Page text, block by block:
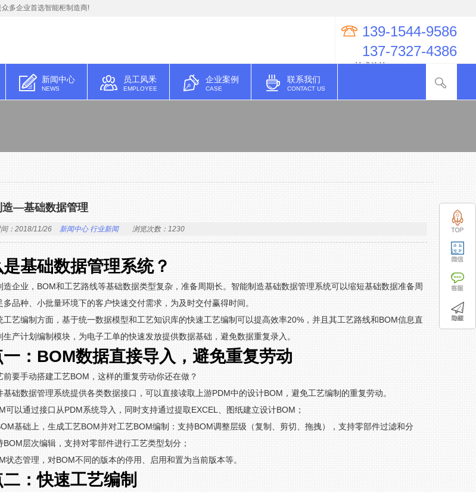
多企业首选智能柜制造商!
139-1544-9586
137-7327-4386
QQ技术咨询：274998623
新闻中心
NEWS
员工风釆
EMPLOYEE
企业案例
CASE
联系我们
CONTACT US
造—基础数据管理
：2018/11/26 新闻中心 行业新闻 浏览次数：1230
基础数据管理系统？
造企业，BOM和工艺路线等基础数据类型复杂，准备周期长。智能制造基础数据管理系统可以缩短基础数据准备周
多品种、小批量环境下的客户快速交付需求，为及时交付赢得时间。
工艺编制方面，基于统一数据模型和工艺知识库的快速工艺编制可以提高效率20%，并且其工艺路线和BOM信息直
生产计划编制模块，为电子工单的快速发放提供数据基础，避免数据重复录入。
一：BOM数据直接导入，避免重复劳动
前要手动搭建工艺BOM，这样的重复劳动你还在做？
基础数据管理系统提供各类数据接口，可以直接读取上游PDM中的设计BOM，避免工艺编制的重复劳动。
可以通过接口从PDM系统导入，同时支持通过提取EXCEL、图纸建立设计BOM；
基础上，生成工艺BOM并对工艺BOM编制：支持BOM调整层级（复制、剪切、拖拽），支持零部件过滤和分
BOM层次编辑，支持对零部件进行工艺类型划分；
状态管理，对BOM不同的版本的停用、启用和置为当前版本等。
：快速工艺编制